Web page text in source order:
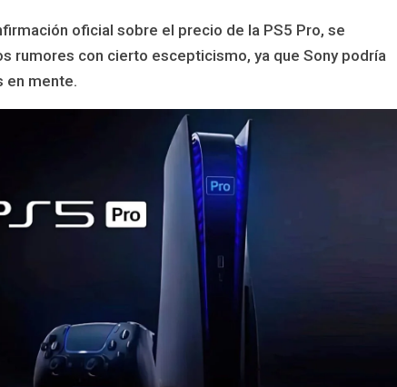
oficial sobre el precio de la PS5 Pro, se
rumores con cierto escepticismo, ya que Sony podría
en mente.